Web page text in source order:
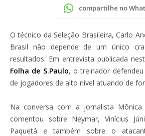
compartilhe no
O técnico da Seleção Brasileira, Carlo
Brasil não depende de um único
resultados. Em entrevista publicada
Folha de S.Paulo, o treinador
de jogadores de alto nível atuando de
Na conversa com a jornalista
comentou sobre Neymar, Vinícius
Paquetá e também sobre o